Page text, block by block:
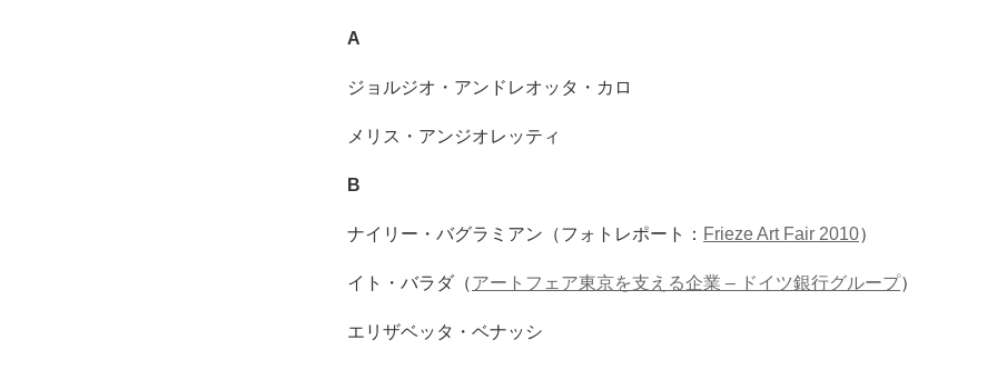
A
ジョルジオ・アンドレオッタ・カロ
メリス・アンジオレッティ
B
ナイリー・バグラミアン（フォトレポート： Frieze Art Fair 2010）
イト・バラダ（アートフェア東京を支える企業 – ドイツ銀行グループ）
エリザベッタ・ベナッシ